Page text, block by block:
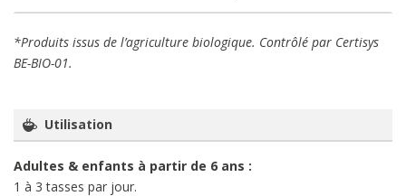
*Produits issus de l’agriculture biologique. Contrôlé par Certisys
BE-BIO-01.
Utilisation
Adultes & enfants à partir de 6 ans :
1 à 3 tasses par jour.